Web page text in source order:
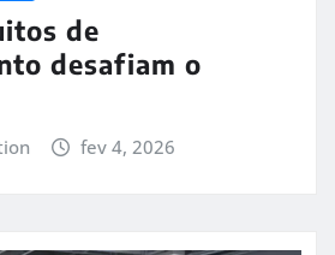
de
desafiam o
fev 4, 2026